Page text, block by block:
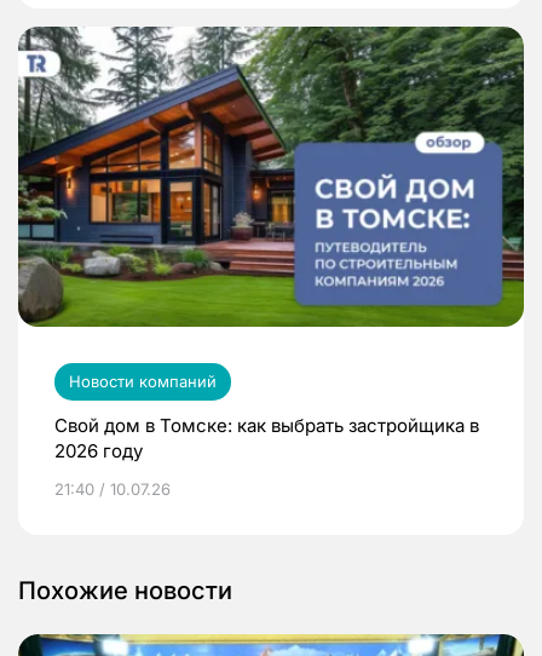
Новости компаний
Свой дом в Томске: как выбрать застройщика в
2026 году
21:40 / 10.07.26
Похожие новости